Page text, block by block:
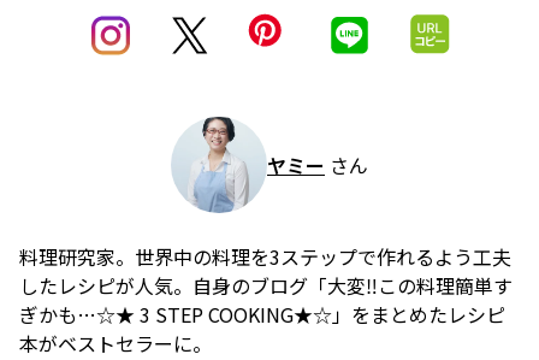
ヤミー さん
料理研究家。世界中の料理を3ステップで作れるよう工夫
したレシピが人気。自身のブログ「大変‼この料理簡単す
ぎかも…☆★ 3 STEP COOKING★☆」をまとめたレシピ
本がベストセラーに。